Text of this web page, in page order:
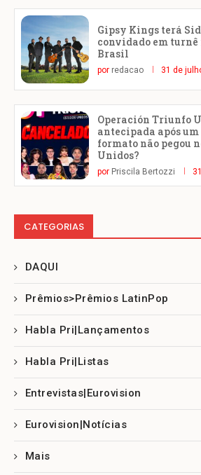
Gipsy Kings terá
convidado em
Brasil
por redacao 31 de
Operación Triunfo
antecipada após um
formato não pegou
Unidos?
por Priscila Bertozzi
CATEGORIAS
DAQUI
Prêmios>Prêmios LatinPop
Habla Pri|Lançamentos
Habla Pri|Listas
Entrevistas|Eurovision
Eurovision|Notícias
Mais